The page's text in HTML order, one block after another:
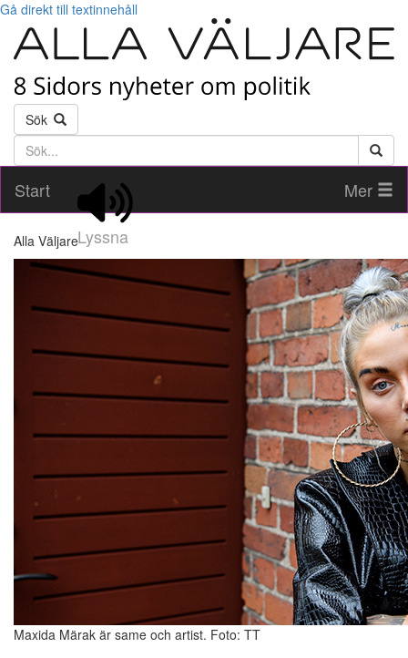
Gå direkt till textinnehåll
Sök
Söktext
Start
Lyssna
Mer
Alla Väljare
Maxida Märak är same och artist. Foto: TT